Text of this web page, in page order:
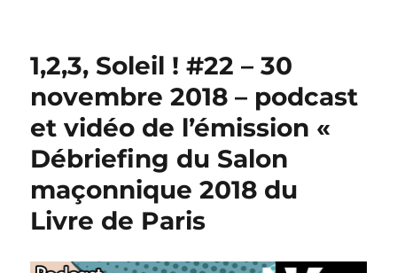
1,2,3, Soleil ! #22 – 30
novembre 2018 – podcast
et vidéo de l’émission «
Débriefing du Salon
maçonnique 2018 du
Livre de Paris